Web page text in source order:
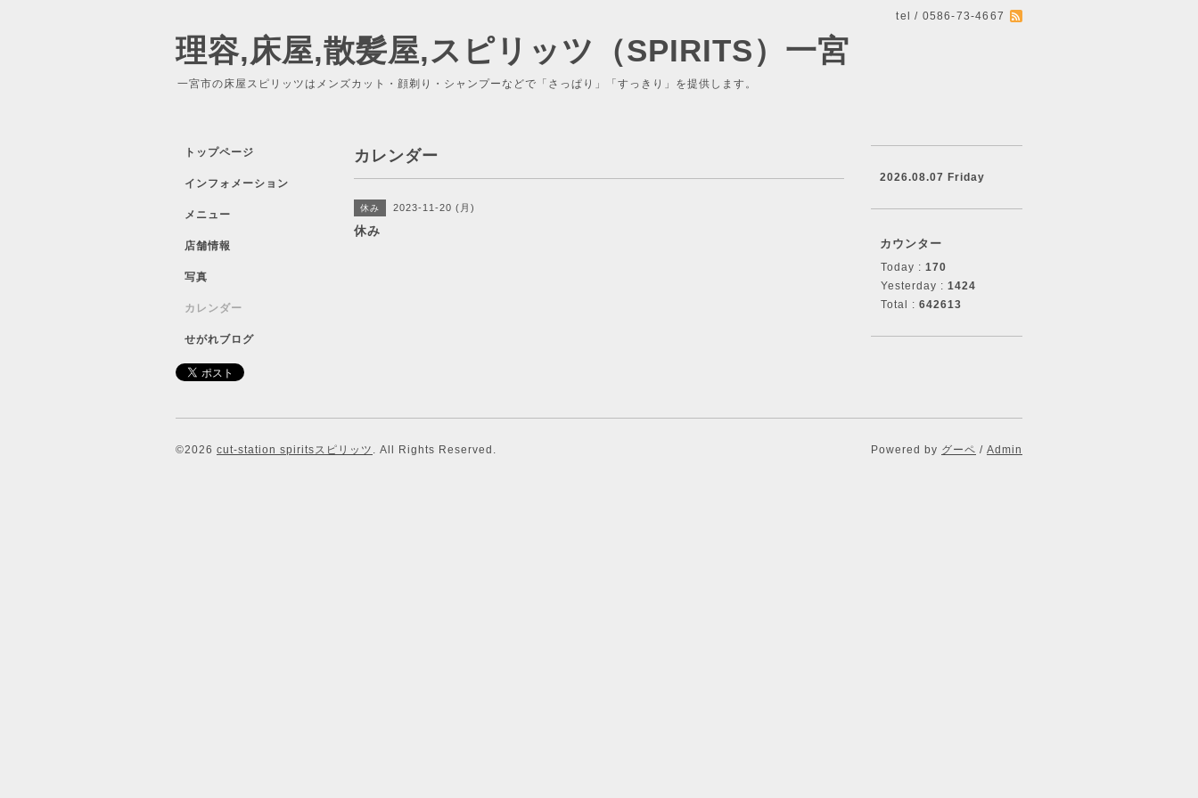
tel / 0586-73-4667
理容,床屋,散髪屋,スピリッツ（SPIRITS）一宮
一宮市の床屋スピリッツはメンズカット・顔剃り・シャンプーなどで「さっぱり」「すっきり」を提供します。
カレンダー
休み 2023-11-20 (月)
休み
トップページ
インフォメーション
メニュー
店舗情報
写真
カレンダー
せがれブログ
2026.08.07 Friday
カウンター
Today : 170
Yesterday : 1424
Total : 642613
©2026 cut-station spiritsスピリッツ . All Rights Reserved. Powered by グーペ / Admin